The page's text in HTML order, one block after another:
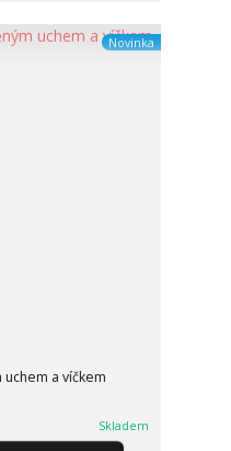
Novinka
a víčkem
Skladem